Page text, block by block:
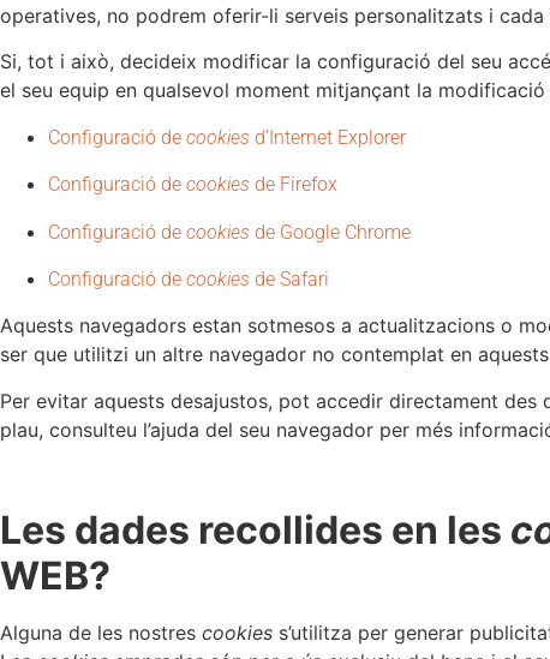
operatives, no podrem oferir-li serveis personalitzats i
Si, tot i això, decideix modificar la configuració del seu
el seu equip en qualsevol moment mitjançant la
Configuració de cookies d’Internet Explorer
Configuració de cookies de Firefox
Configuració de cookies de Google Chrome
Configuració de cookies de Safari
Aquests navegadors estan sotmesos a actualitzacions o
ser que utilitzi un altre navegador no contemplat en
Per evitar aquests desajustos, pot accedir directament des
plau, consulteu l’ajuda del seu navegador per més
Les dades recollides en les
WEB?
Alguna de les nostres cookies s’utilitza per generar